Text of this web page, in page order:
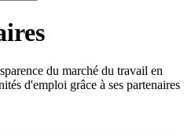
du marché du travail en
d'emploi grâce à ses partenaires